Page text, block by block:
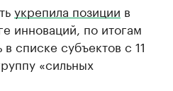
укрепила позиции в
инноваций, по итогам
списке субъектов с 11
​«сильных